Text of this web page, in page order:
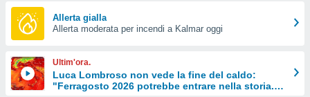
Web
le
Allerta gialla
Allerta moderata per incendi a Kalmar oggi
Ultim'ora.
Luca Lombroso non vede la fine del caldo:
"Ferragosto 2026 potrebbe entrare nella storia.